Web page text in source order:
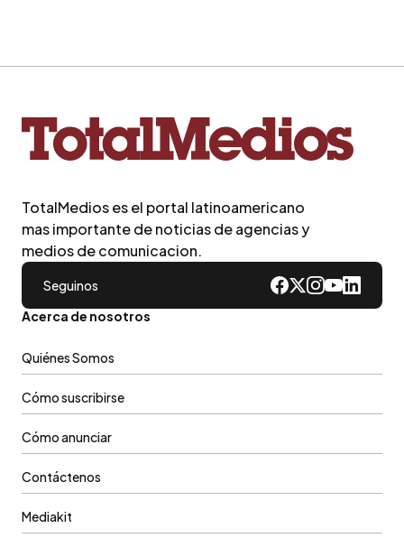
TotalMedios es el portal latinoamericano
mas importante de noticias de agencias y
medios de comunicacion.
Seguinos
Acerca de nosotros
Quiénes Somos
Cómo suscribirse
Cómo anunciar
Contáctenos
Mediakit